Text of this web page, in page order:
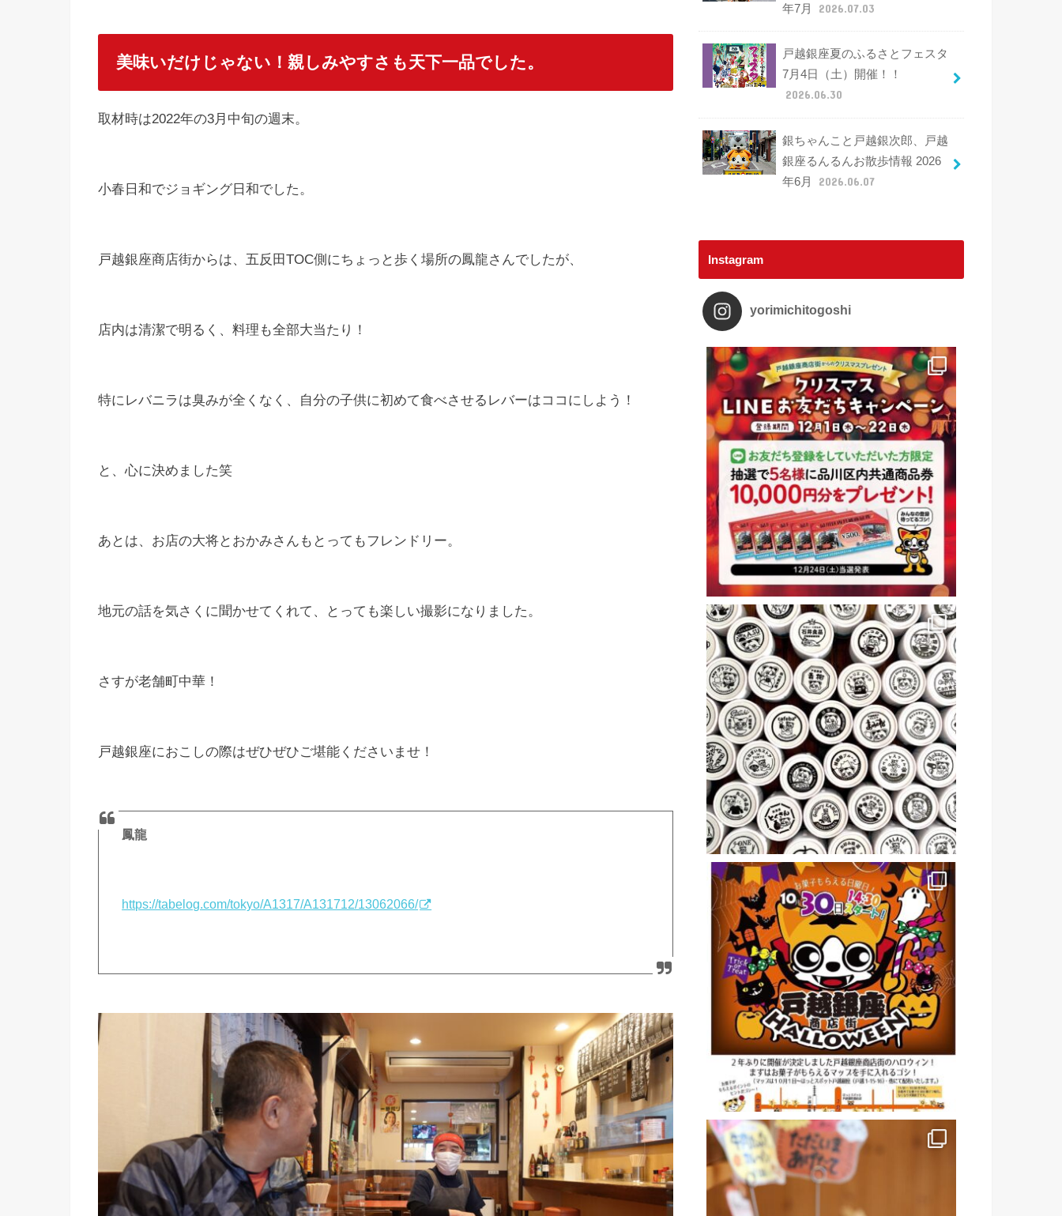
美味いだけじゃない！親しみやすさも天下一品でした。
取材時は2022年の3月中旬の週末。
小春日和でジョギング日和でした。
戸越銀座商店街からは、五反田TOC側にちょっと歩く場所の鳳龍さんでしたが、
店内は清潔で明るく、料理も全部大当たり！
特にレバニラは臭みが全くなく、自分の子供に初めて食べさせるレバーはココにしよう！
と、心に決めました笑
あとは、お店の大将とおかみさんもとってもフレンドリー。
地元の話を気さくに聞かせてくれて、とっても楽しい撮影になりました。
さすが老舗町中華！
戸越銀座におこしの際はぜひぜひご堪能くださいませ！
鳳龍
https://tabelog.com/tokyo/A1317/A131712/13062066/
年7月
2026.07.03
戸越銀座夏のふるさとフェスタ
7月4日（土）開催！！
2026.06.30
銀ちゃんこと戸越銀次郎、戸越
銀座るんるんお散歩情報 2026
年6月
2026.06.07
Instagram
yorimichitogoshi